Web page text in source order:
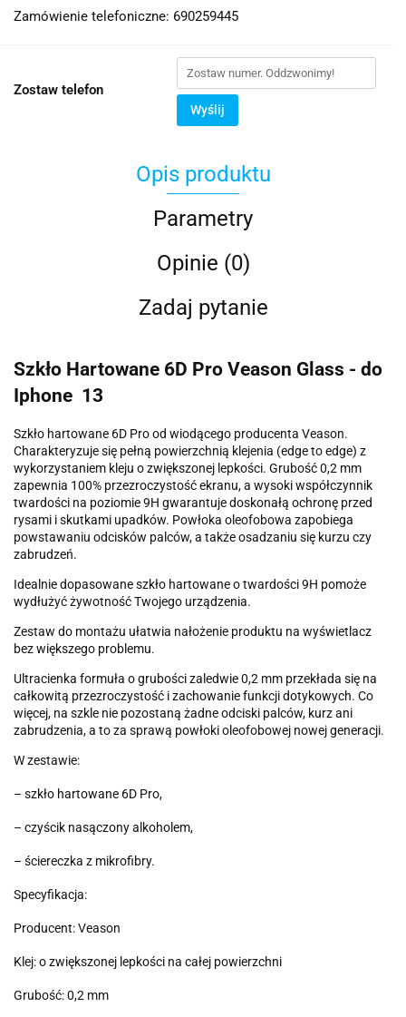
Zamówienie telefoniczne: 690259445
Zostaw telefon
Wyślij
Opis produktu
Parametry
Opinie (0)
Zadaj pytanie
Szkło Hartowane 6D Pro Veason Glass - do
Iphone 13
Szkło hartowane 6D Pro od wiodącego producenta Veason.
Charakteryzuje się pełną powierzchnią klejenia (edge to edge) z
wykorzystaniem kleju o zwiększonej lepkości. Grubość 0,2 mm
zapewnia 100% przezroczystość ekranu, a wysoki współczynnik
twardości na poziomie 9H gwarantuje doskonałą ochronę przed
rysami i skutkami upadków. Powłoka oleofobowa zapobiega
powstawaniu odcisków palców, a także osadzaniu się kurzu czy
zabrudzeń.
Idealnie dopasowane szkło hartowane o twardości 9H pomoże
wydłużyć żywotność Twojego urządzenia.
Zestaw do montażu ułatwia nałożenie produktu na wyświetlacz
bez większego problemu.
Ultracienka formuła o grubości zaledwie 0,2 mm przekłada się na
całkowitą przezroczystość i zachowanie funkcji dotykowych. Co
więcej, na szkle nie pozostaną żadne odciski palców, kurz ani
zabrudzenia, a to za sprawą powłoki oleofobowej nowej generacji.
W zestawie:
– szkło hartowane 6D Pro,
– czyścik nasączony alkoholem,
– ściereczka z mikrofibry.
Specyfikacja:
Producent: Veason
Klej: o zwiększonej lepkości na całej powierzchni
Grubość: 0,2 mm